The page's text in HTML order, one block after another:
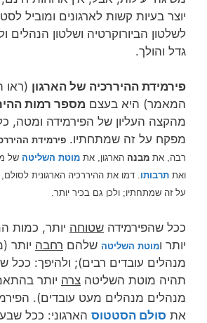
יוצר בעיות קשות לארגונים ומוביל
לשלטון הביורוקרטיה ושלטון הנהלים
גדל והולך.
פירמידת ההיררכיה של הארגון (ראו
המאמר) היא בעצם מספר רמות
מהקצה העליון של הפירמידה ומטה,
מפקח על זה שמתחתיו. פירמידת
רבה, את מבנה הארגון, את מוטת השליטה של
ואת תרבותו. דמו את ההיררכיה הארגונית
על זה שמתחתיו; ולכן גם בכיר יותר.
ככל שהפירמידה שטוחה יותר, כמות
יותר ומוטת השליטה שלהם רחבה יותר
מנהלים עובדים רבים); ולהיפך: ככל
תהיה מוטת השליטה צרה יותר
מנהלים מנהלים מעט עובדים).
את סולם הסטטוס הארגוני: ככל